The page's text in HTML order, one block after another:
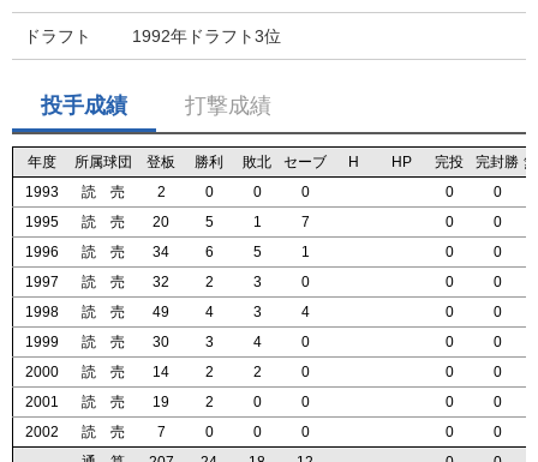
ドラフト 1992年ドラフト3位
投手成績 打撃成績
年度 所属球団 登板 勝利 敗北 セーブ H HP 完投 完封勝
1993
読 売 2 0 0 0 0
0
1995
読 売 20 5 1 7 0
0
1996
読 売 34 6 5 1 0
0
1997
読 売 32 2 3 0 0
0
1998
読 売 49 4 3 4 0
0
1999
読 売 30 3 4 0 0
0
2000
読 売 14 2 2 0 0
0
2001
読 売 19 2 0 0 0
0
2002
読 売 7 0 0 0 0
0
年度 所属球団 登板 勝利 敗北 セーブ H HP 完投 完封勝
1993
読 売 2 0 0 0 0
0
1995
読 売 20 5 1 7 0
0
1996
読 売 34 6 5 1 0
0
1997
読 売 32 2 3 0 0
0
1998
読 売 49 4 3 4 0
0
1999
読 売 30 3 4 0 0
0
2000
読 売 14 2 2 0 0
0
2001
読 売 19 2 0 0 0
0
2002
読 売 7 0 0 0 0
0
年度 所属球団 登板 勝利 敗北 セーブ H HP 完投 完封勝
1993
読 売 2 0 0 0 0
0
1995
読 売 20 5 1 7 0
0
1996
読 売 34 6 5 1 0
0
1997
読 売 32 2 3 0 0
0
1998
読 売 49 4 3 4 0
0
1999
読 売 30 3 4 0 0
0
2000
読 売 14 2 2 0 0
0
2001
読 売 19 2 0 0 0
0
2002
読 売 7 0 0 0 0
0
年度 所属球団 登板 勝利 敗北 セーブ H HP 完投 完封勝
1993
読 売 2 0 0 0 0
0
1995
読 売 20 5 1 7 0
0
1996
読 売 34 6 5 1 0
0
1997
読 売 32 2 3 0 0
0
1998
読 売 49 4 3 4 0
0
1999
読 売 30 3 4 0 0
0
2000
読 売 14 2 2 0 0
0
2001
読 売 19 2 0 0 0
0
2002
読 売 7 0 0 0 0
0